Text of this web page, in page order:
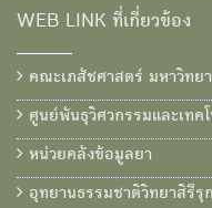
WEB LINK ที่เกี่ยวข้อง
คณะเภสัชศาสตร์ มหาวิทย
ศูนย์พันธุวิศวกรรมและเทค
หน่วยคลังข้อมูลยา
อุทยานธรรมชาติวิทยาสิรีรุ